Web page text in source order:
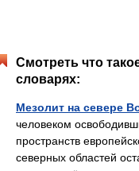
Смотреть что
словарях:
Мезолит на севере
человеком
пространств
северных областей